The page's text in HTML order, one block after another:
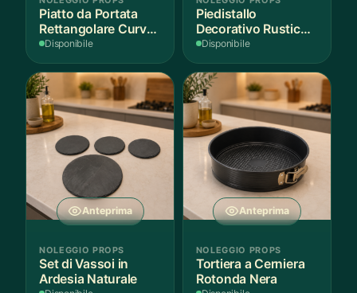
Piatto da Portata
Rettangolare Curvo
Bianco
Disponibile
Piedistallo
Decorativo Rustico
in Legno
Disponibile
Anteprima
NOLEGGIO PROPS
Set di Vassoi in
Ardesia Naturale
Anteprima
NOLEGGIO PROPS
Tortiera a Cerniera
Rotonda Nera